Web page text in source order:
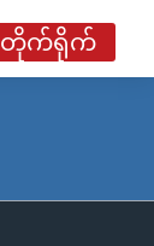
တိုက်ရိုက်